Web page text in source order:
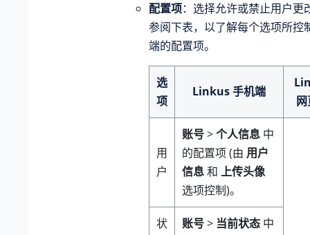
配置项：选择允许或禁止用户更
参阅下表，以了解每个选项所控
端的配置项。
选
项
Linkus 手机端
用
户
账号>个人信息 中
的配置项 (由 用户
信息和 上传头像
选项控制)。
状
账号> 当前状态 中